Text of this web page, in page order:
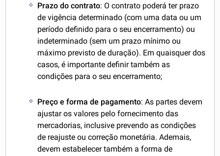
Prazo do contrato: O contrato poderá ter prazo
de vigência determinado (com uma data ou um
período definido para o seu encerramento) ou
indeterminado (sem um prazo mínimo ou
máximo previsto de duração). Em quaisquer dos
casos, é importante definir também as
condições para o seu encerramento;
Preço e forma de pagamento: As partes devem
ajustar os valores pelo fornecimento das
mercadorias, inclusive prevendo as condições
de reajuste ou correção monetária. Ademais,
devem estabelecer também a forma de